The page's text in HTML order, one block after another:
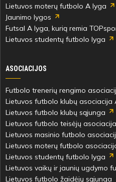
Lietuvos moterų futbolo A lyga
Jaunimo lygos
Futsal A lyga, kurią remia
Lietuvos studentų futbolo lyga
ASOCIACIJOS
Futbolo trenerių rengimo
Lietuvos futbolo klubų asociacija
Lietuvos futbolo klubų sąjunga
Lietuvos futbolo teisėjų asociacija
Lietuvos masinio futbolo
Lietuvos moterų futbolo
Lietuvos studentų futbolo lyga
Lietuvos vaikų ir jaunių ugdymo
Lietuvos futbolo žaidėjų sąjunga